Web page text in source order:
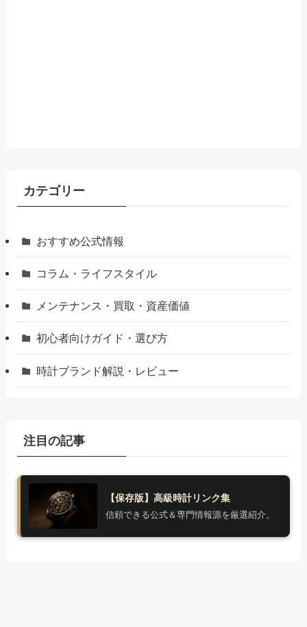
カテゴリー
おすすめ公式情報
コラム・ライフスタイル
メンテナンス・買取・資産価値
初心者向けガイド・選び方
時計ブランド解説・レビュー
注目の記事
【保存版】高級時計リンク集
信頼できる公式＆専門情報源を厳選紹介。